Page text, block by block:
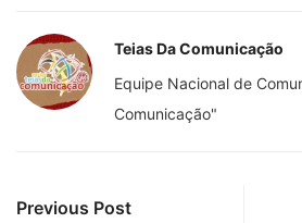
Teias Da Comunicação
Equipe Nacional de
Comunicação"
Previous Post